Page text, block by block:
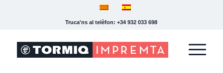
Truca'ns al telèfon: +34 932 033 698